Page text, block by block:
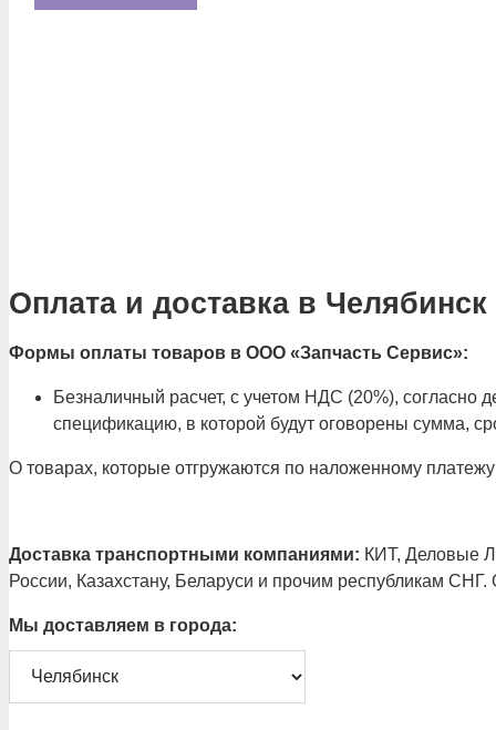
Оплата и доставка в Челябинск
Формы оплаты товаров в ООО «Запчасть Сервис»:
Безналичный расчет, с учетом НДС (20%),
спецификацию, в которой будут оговорены сумма,
О товарах, которые отгружаются по наложенному
Доставка транспортными компаниями: КИТ, Деловые
России, Казахстану, Беларуси и прочим республикам
Мы доставляем в города: